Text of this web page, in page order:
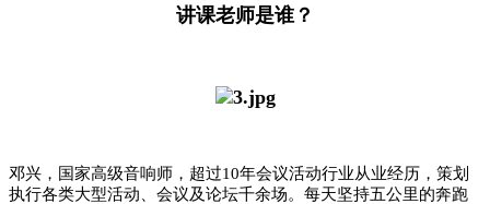
讲课老师是谁？
邓兴，国家高级音响师，超过10年会议活动行业从业经历，策划
执行各类大型活动、会议及论坛千余场。每天坚持五公里的奔跑